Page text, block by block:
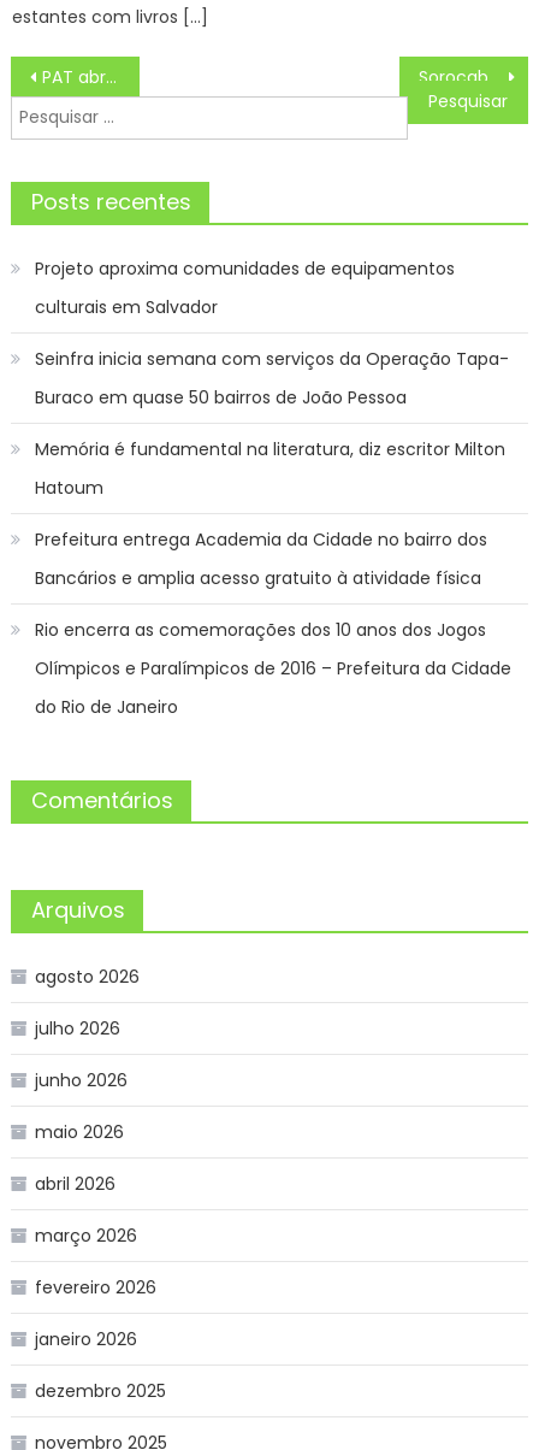
estantes com livros […]
Navegação
de
Post
PAT abre segunda com 651 vagas de emprego
Pesquisar
por:
Posts recentes
Projeto aproxima comunidades de equipamentos
culturais em Salvador
Seinfra inicia semana com serviços da Operação Tapa-
Buraco em quase 50 bairros de João Pessoa
Memória é fundamental na literatura, diz escritor Milton
Hatoum
Prefeitura entrega Academia da Cidade no bairro dos
Bancários e amplia acesso gratuito à atividade física
Rio encerra as comemorações dos 10 anos dos Jogos
Olímpicos e Paralímpicos de 2016 – Prefeitura da Cidade
do Rio de Janeiro
Comentários
Arquivos
agosto 2026
julho 2026
junho 2026
maio 2026
abril 2026
março 2026
fevereiro 2026
janeiro 2026
dezembro 2025
novembro 2025